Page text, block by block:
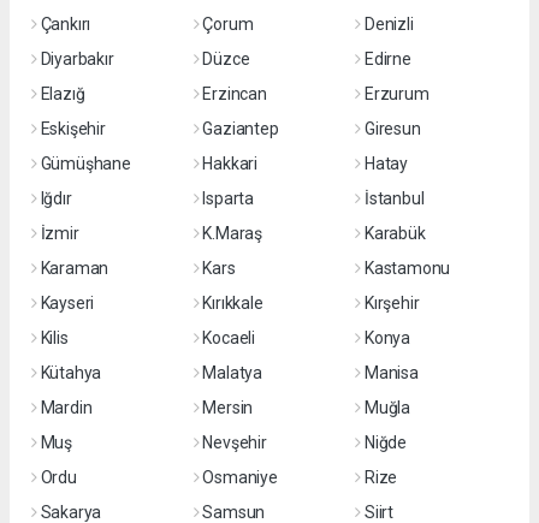
Çankırı
Çorum
Denizli
Diyarbakır
Düzce
Edirne
Elazığ
Erzincan
Erzurum
Eskişehir
Gaziantep
Giresun
Gümüşhane
Hakkari
Hatay
Iğdır
Isparta
İstanbul
İzmir
K.Maraş
Karabük
Karaman
Kars
Kastamonu
Kayseri
Kırıkkale
Kırşehir
Kilis
Kocaeli
Konya
Kütahya
Malatya
Manisa
Mardin
Mersin
Muğla
Muş
Nevşehir
Niğde
Ordu
Osmaniye
Rize
Sakarya
Samsun Siirt